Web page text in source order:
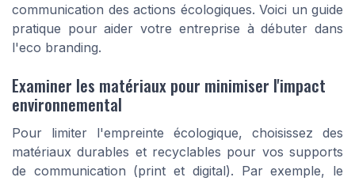
communication des actions écologiques. Voici un guide
pratique pour aider votre entreprise à débuter dans
l'eco branding.
Examiner les matériaux pour minimiser l'impact
environnemental
Pour limiter l'empreinte écologique, choisissez des
matériaux durables et recyclables pour vos supports
de communication (print et digital). Par exemple, le